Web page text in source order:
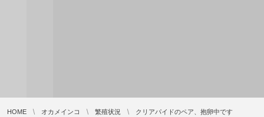
HOME オカメインコ 繁殖状況 クリアパイドのペア、抱卵中です